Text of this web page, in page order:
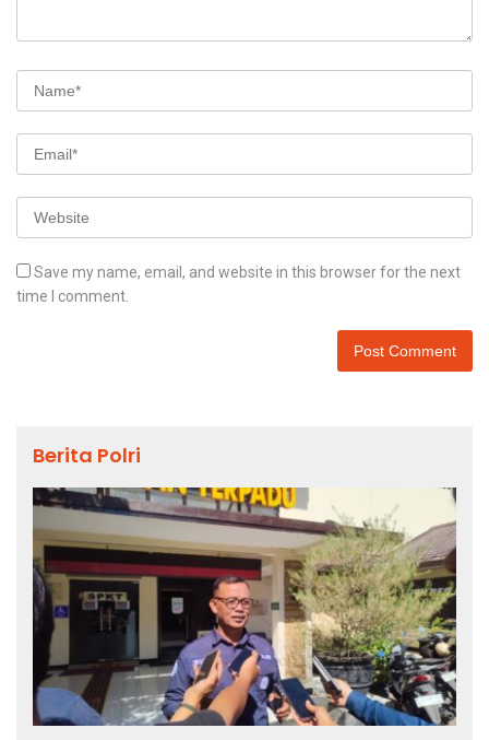
Save my name, email, and website in this browser for the next
time I comment.
Berita Polri